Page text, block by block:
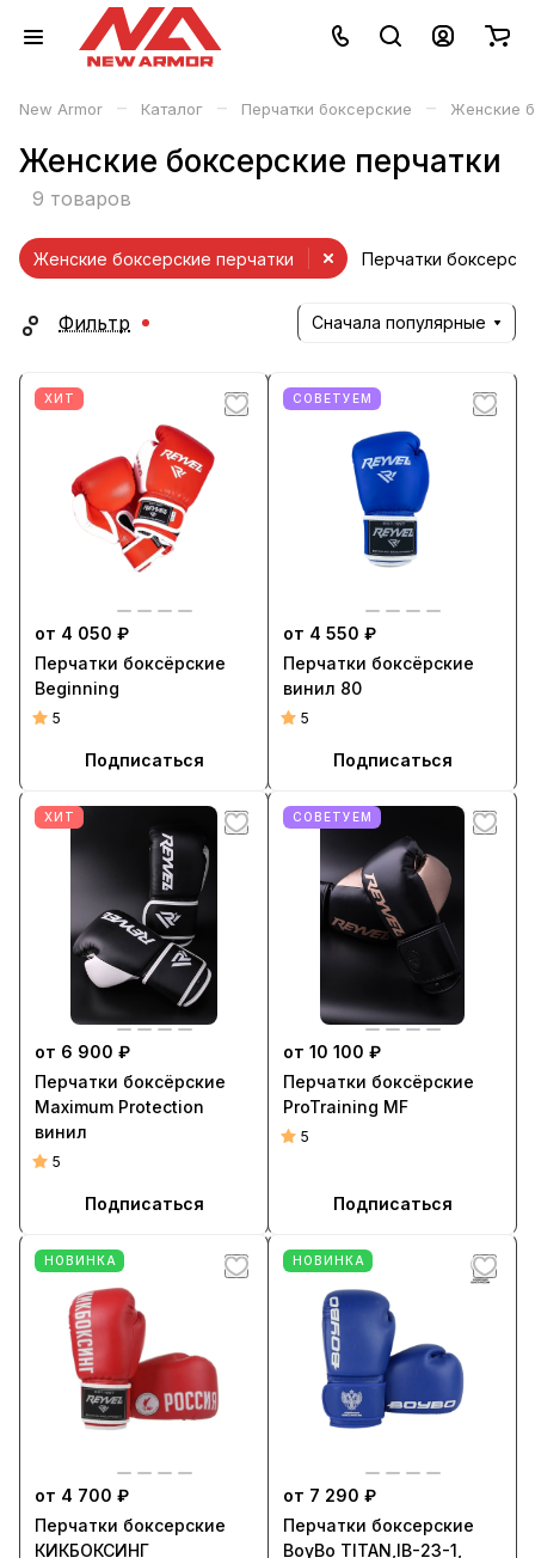
New Armor – Каталог – Перчатки боксерские – Женские
Женские боксерские перчатки
9 товаров
Перчатки
Женские боксерские перчатки
Фильтр Сначала популярные
ХИТ
от 4 050 ₽
Перчатки боксёрские
Beginning
5
Подписаться
СОВЕТУЕМ
от 4 550 ₽
Перчатки боксёрские
винил 80
5
Подписаться
ХИТ
от 6 900 ₽
Перчатки боксёрские
Maximum Protection
винил
5
Подписаться
СОВЕТУЕМ
от 10 100 ₽
Перчатки боксёрские
ProTraining MF
5
Подписаться
НОВИНКА
от 4 700 ₽
Перчатки боксерские
КИКБОКСИНГ
НОВИНКА
от 7 290 ₽
Перчатки боксерские
BoyBo TITAN,IB-23-1,